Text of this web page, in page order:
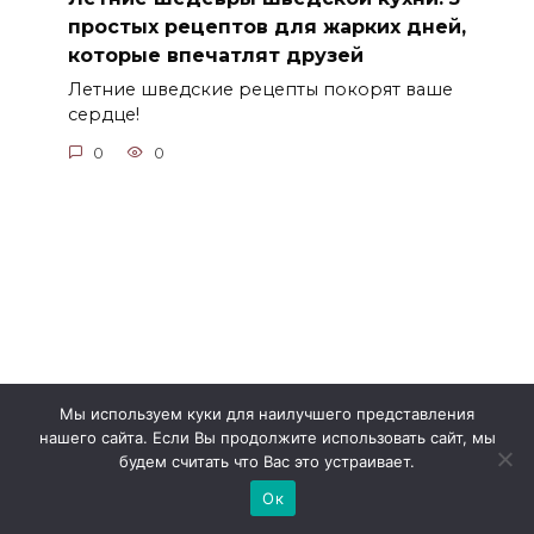
простых рецептов для жарких дней,
которые впечатлят друзей
Летние шведские рецепты покорят ваше
сердце!
0 0
Мы используем куки для наилучшего представления
нашего сайта. Если Вы продолжите использовать сайт, мы
будем считать что Вас это устраивает.
Ок